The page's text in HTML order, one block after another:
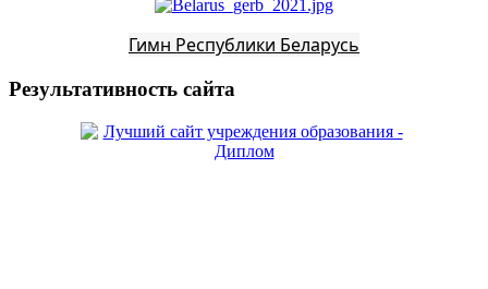
Гимн Республики Беларусь
Результативность сайта